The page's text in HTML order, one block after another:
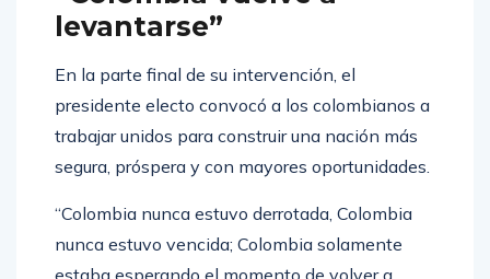
levantarse”
En la parte final de su intervención, el
presidente electo convocó a los colombianos a
trabajar unidos para construir una nación más
segura, próspera y con mayores oportunidades.
“Colombia nunca estuvo derrotada, Colombia
nunca estuvo vencida; Colombia solamente
estaba esperando el momento de volver a